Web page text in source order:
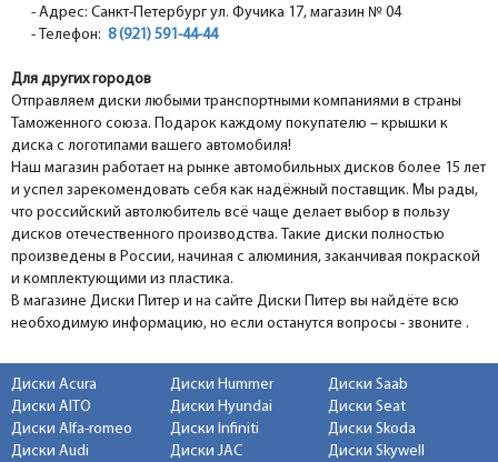
- Адрес: Санкт-Петербург ул. Фучика 17, магазин № 04
- Телефон: 8 (921) 591-44-44
Для других городов
Отправляем диски любыми транспортными компаниями в страны
Таможенного союза. Подарок каждому покупателю – крышки к
диска с логотипами вашего автомобиля!
Наш магазин работает на рынке автомобильных дисков более 15 лет
и успел зарекомендовать себя как надёжный поставщик. Мы рады,
что российский автолюбитель всё чаще делает выбор в пользу
дисков отечественного производства. Такие диски полностью
произведены в России, начиная с алюминия, заканчивая покраской
и комплектующими из пластика.
В магазине Диски Питер и на сайте Диски Питер вы найдёте всю
необходимую информацию, но если останутся вопросы - звоните .
Диски Acura
Диски AITO
Диски Alfa-romeo
Диски Audi
Диски Hummer
Диски Hyundai
Диски Infiniti
Диски JAC
Диски Saab
Диски Seat
Диски Skoda
Диски Skywell